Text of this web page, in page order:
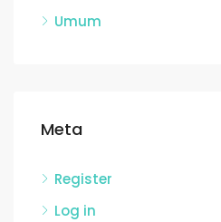
Umum
Meta
Register
Log in